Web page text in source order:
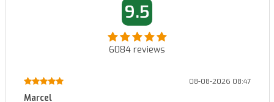
9.5
6084 reviews